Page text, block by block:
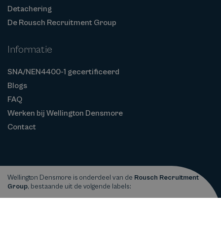
Detachering
De Rousch Recruitment Group
Informatie
SNA/NEN4400-1 gecertificeerd
Blogs
FAQ
Werken bij Wellington Densmore
Contact
Wellington Densmore is onderdeel van de Rousch Recruitment
Group, bestaande uit de volgende labels: